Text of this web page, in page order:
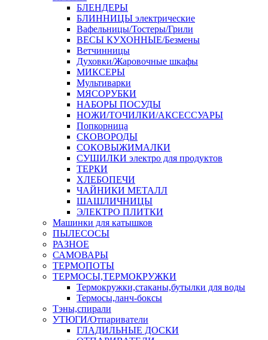
БЛЕНДЕРЫ
БЛИННИЦЫ электрические
Вафельницы/Тостеры/Грили
ВЕСЫ КУХОННЫЕ/Безмены
Ветчинницы
Духовки/Жаровочные шкафы
МИКСЕРЫ
Мультиварки
МЯСОРУБКИ
НАБОРЫ ПОСУДЫ
НОЖИ/ТОЧИЛКИ/АКСЕССУАРЫ
Попкорница
СКОВОРОДЫ
СОКОВЫЖИМАЛКИ
СУШИЛКИ электро для продуктов
ТЕРКИ
ХЛЕБОПЕЧИ
ЧАЙНИКИ МЕТАЛЛ
ШАШЛИЧНИЦЫ
ЭЛЕКТРО ПЛИТКИ
Машинки для катышков
ПЫЛЕСОСЫ
РАЗНОЕ
САМОВАРЫ
ТЕРМОПОТЫ
ТЕРМОСЫ,ТЕРМОКРУЖКИ
Термокружки,стаканы,бутылки для воды
Термосы,ланч-боксы
Тэны,спирали
УТЮГИ/Отпариватели
ГЛАДИЛЬНЫЕ ДОСКИ